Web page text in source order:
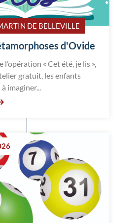
DE BELLEVILLE
d'Ovide
l’opération « Cet été, je lis »,
gratuit, les enfants
imaginer...